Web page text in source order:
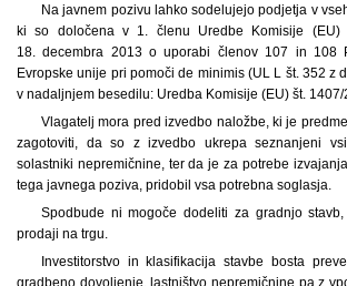
Na javnem pozivu lahko sodelujejo podjetja v
ki so določena v 1. členu Uredbe Komisije (EU)
18. decembra 2013 o uporabi členov 107 in 108
Evropske unije pri pomoči de minimis (UL L št. 352 z
v nadaljnjem besedilu: Uredba Komisije (EU) št. 1407/
Vlagatelj mora pred izvedbo naložbe, ki je
zagotoviti, da so z izvedbo ukrepa seznanjeni
solastniki nepremičnine, ter da je za potrebe
tega javnega poziva, pridobil vsa potrebna soglasja.
Spodbude ni mogoče dodeliti za gradnjo
prodaji na trgu.
Investitorstvo in klasifikacija stavbe bosta
gradbeno dovoljenje, lastništvo nepremičnine pa z